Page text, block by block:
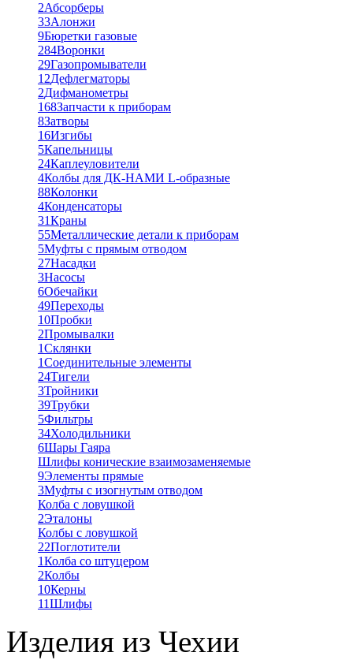
2Абсорберы
33Алонжи
9Бюретки газовые
284Воронки
29Газопромыватели
12Дефлегматоры
2Дифманометры
168Запчасти к приборам
8Затворы
16Изгибы
5Капельницы
24Каплеуловители
4Колбы для ДК-НАМИ L-образные
88Колонки
4Конденсаторы
31Краны
55Металлические детали к приборам
5Муфты с прямым отводом
27Насадки
3Насосы
6Обечайки
49Переходы
10Пробки
2Промывалки
1Склянки
1Соединительные элементы
24Тигели
3Тройники
39Трубки
5Фильтры
34Холодильники
6Шары Гаяра
Шлифы конические взаимозаменяемые
9Элементы прямые
3Муфты с изогнутым отводом
Колба с ловушкой
2Эталоны
Колбы с ловушкой
22Поглотители
1Колба со штуцером
2Колбы
10Керны
11Шлифы
Изделия из Чехии